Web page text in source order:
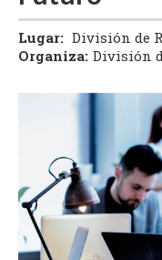
Lugar: División de
Organiza: División